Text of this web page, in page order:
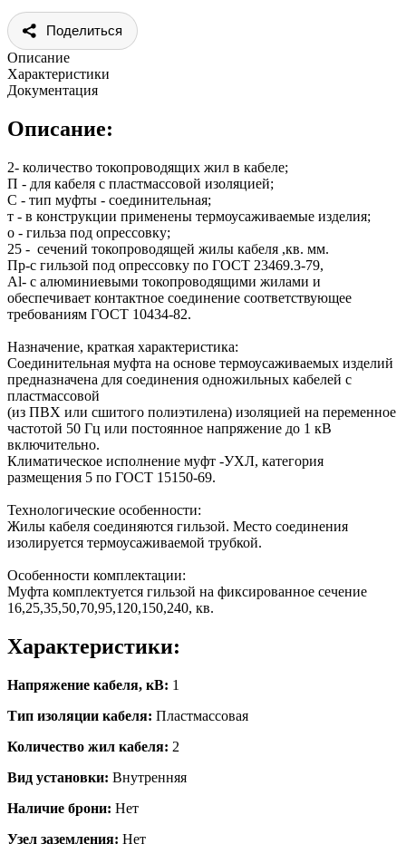
Поделиться
Описание
Характеристики
Документация
Описание:
2- количество токопроводящих жил в кабеле;
П - для кабеля с пластмассовой изоляцией;
С - тип муфты - соединительная;
т - в конструкции применены термоусаживаемые изделия;
о - гильза под опрессовку;
25 - сечений токопроводящей жилы кабеля ,кв. мм.
Пр-с гильзой под опрессовку по ГОСТ 23469.3-79,
Al- с алюминиевыми токопроводящими жилами и
обеспечивает контактное соединение соответствующее
требованиям ГОСТ 10434-82.
Назначение, краткая характеристика:
Соединительная муфта на основе термоусаживаемых изделий
предназначена для соединения одножильных кабелей с
пластмассовой
(из ПВХ или сшитого полиэтилена) изоляцией на переменное
частотой 50 Гц или постоянное напряжение до 1 кВ
включительно.
Климатическое исполнение муфт -УХЛ, категория
размещения 5 по ГОСТ 15150-69.
Технологические особенности:
Жилы кабеля соединяются гильзой. Место соединения
изолируется термоусаживаемой трубкой.
Особенности комплектации:
Муфта комплектуется гильзой на фиксированное сечение
16,25,35,50,70,95,120,150,240, кв.
Характеристики:
Напряжение кабеля, кВ: 1
Тип изоляции кабеля: Пластмассовая
Количество жил кабеля: 2
Вид установки: Внутренняя
Наличие брони: Нет
Узел заземления: Нет